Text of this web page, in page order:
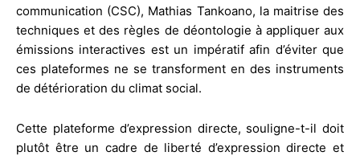
communication (CSC), Mathias Tankoano, la maitrise des
techniques et des règles de déontologie à appliquer aux
émissions interactives est un impératif afin d’éviter que
ces plateformes ne se transforment en des instruments
de détérioration du climat social.
Cette plateforme d’expression directe, souligne-t-il doit
plutôt être un cadre de liberté d’expression directe et